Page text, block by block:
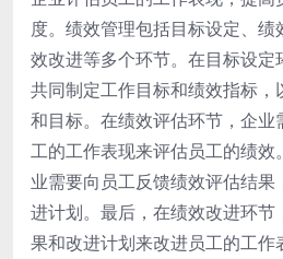
度。绩效管理包括目标设定、
效改进等多个环节。在目标设
共同制定工作目标和绩效指标
和目标。在绩效评估环节，企业
工的工作表现来评估员工的绩效
业需要向员工反馈绩效评估结
进计划。最后，在绩效改进环
果和改进计划来改进员工的工作